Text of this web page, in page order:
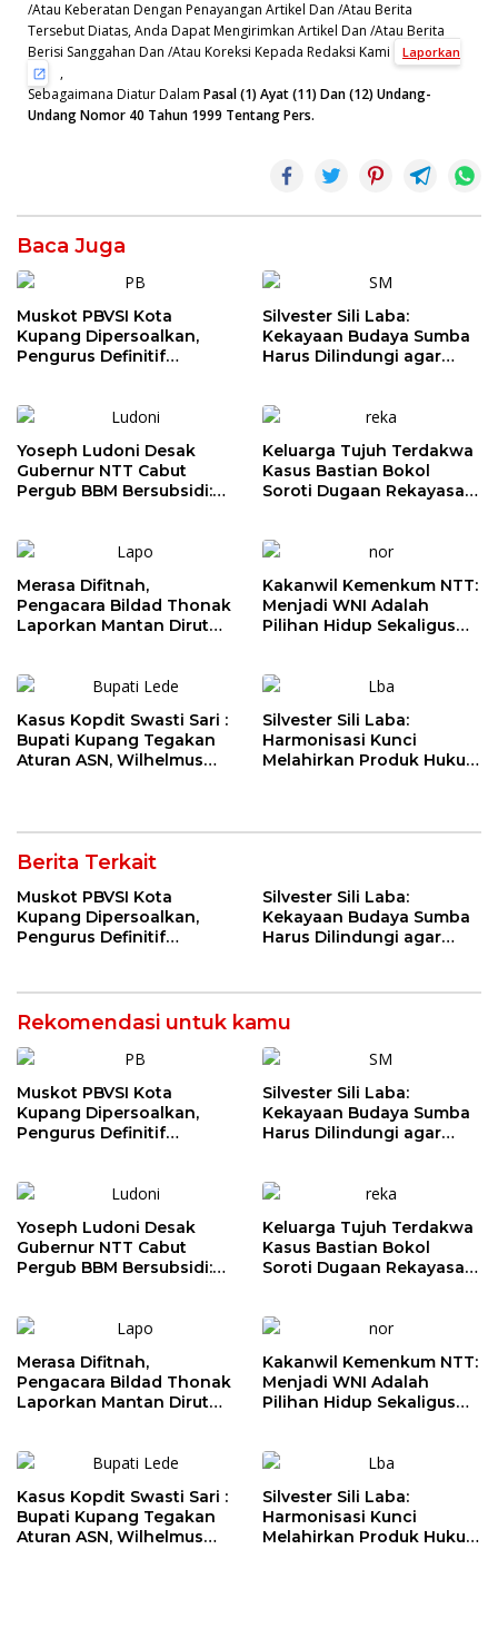
/Atau Keberatan Dengan Penayangan Artikel Dan /Atau Berita
Tersebut Diatas, Anda Dapat Mengirimkan Artikel Dan /Atau Berita
Berisi Sanggahan Dan /Atau Koreksi Kepada Redaksi Kami
Laporkan
,
Sebagaimana Diatur Dalam Pasal (1) Ayat (11) Dan (12) Undang-
Undang Nomor 40 Tahun 1999 Tentang Pers.
Baca Juga
Muskot PBVSI Kota
Kupang Dipersoalkan,
Pengurus Definitif
Silvester Sili Laba:
Kekayaan Budaya Sumba
Harus Dilindungi agar
Yoseph Ludoni Desak
Gubernur NTT Cabut
Pergub BBM Bersubsidi:
Keluarga Tujuh Terdakwa
Kasus Bastian Bokol
Soroti Dugaan Rekayasa
Merasa Difitnah,
Pengacara Bildad Thonak
Laporkan Mantan Dirut
Kakanwil Kemenkum NTT:
Menjadi WNI Adalah
Pilihan Hidup Sekaligus
Kasus Kopdit Swasti Sari :
Bupati Kupang Tegakan
Aturan ASN, Wilhelmus
Silvester Sili Laba:
Harmonisasi Kunci
Melahirkan Produk Hukum
Berita Terkait
Muskot PBVSI Kota
Kupang Dipersoalkan,
Pengurus Definitif
Silvester Sili Laba:
Kekayaan Budaya Sumba
Harus Dilindungi agar
Rekomendasi untuk kamu
Muskot PBVSI Kota
Kupang Dipersoalkan,
Pengurus Definitif
Silvester Sili Laba:
Kekayaan Budaya Sumba
Harus Dilindungi agar
Yoseph Ludoni Desak
Gubernur NTT Cabut
Pergub BBM Bersubsidi:
Keluarga Tujuh Terdakwa
Kasus Bastian Bokol
Soroti Dugaan Rekayasa
Merasa Difitnah,
Pengacara Bildad Thonak
Laporkan Mantan Dirut
Kakanwil Kemenkum NTT:
Menjadi WNI Adalah
Pilihan Hidup Sekaligus
Kasus Kopdit Swasti Sari :
Bupati Kupang Tegakan
Aturan ASN, Wilhelmus
Silvester Sili Laba:
Harmonisasi Kunci
Melahirkan Produk Hukum